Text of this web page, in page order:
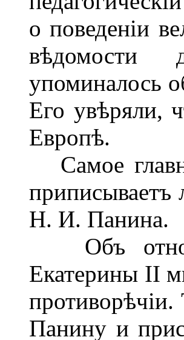
о поведеніи
вѣдомости
упоминалось
Его увѣряли,
Европѣ.
Самое
приписываетъ
Н. И. Панина.
Объ
Екатерины II
Панину и